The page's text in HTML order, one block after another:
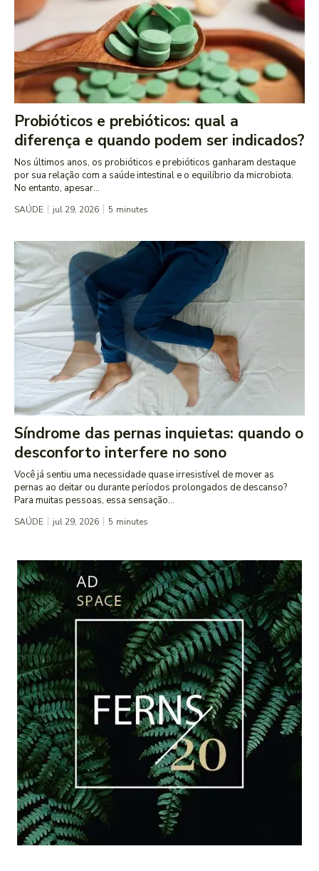
Probióticos e prebióticos: qual a
diferença e quando podem ser indicados?
Nos últimos anos, os probióticos e prebióticos ganharam destaque
por sua relação com a saúde intestinal e o equilíbrio da microbiota.
No entanto, apesar...
SAÚDE jul 29, 2026 5 minutes
Síndrome das pernas inquietas: quando o
desconforto interfere no sono
Você já sentiu uma necessidade quase irresistível de mover as
pernas ao deitar ou durante períodos prolongados de descanso?
Para muitas pessoas, essa sensação...
SAÚDE jul 29, 2026 5 minutes